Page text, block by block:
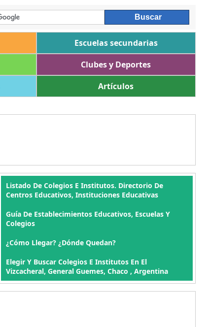
Escuelas secundarias
Clubes y Deportes
Artículos
Listado De Colegios E Institutos. Directorio De
Centros Educativos, Instituciones Educativas
Guía De Establecimientos Educativos, Escuelas Y
Colegios
¿Cómo Llegar? ¿Dónde Quedan?
Elegir Y Buscar Colegios E Institutos En El
Vizcacheral, General Guemes, Chaco , Argentina